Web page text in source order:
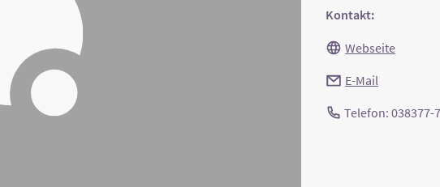
Kontakt:
Webseite
E-Mail
Telefon: 038377-